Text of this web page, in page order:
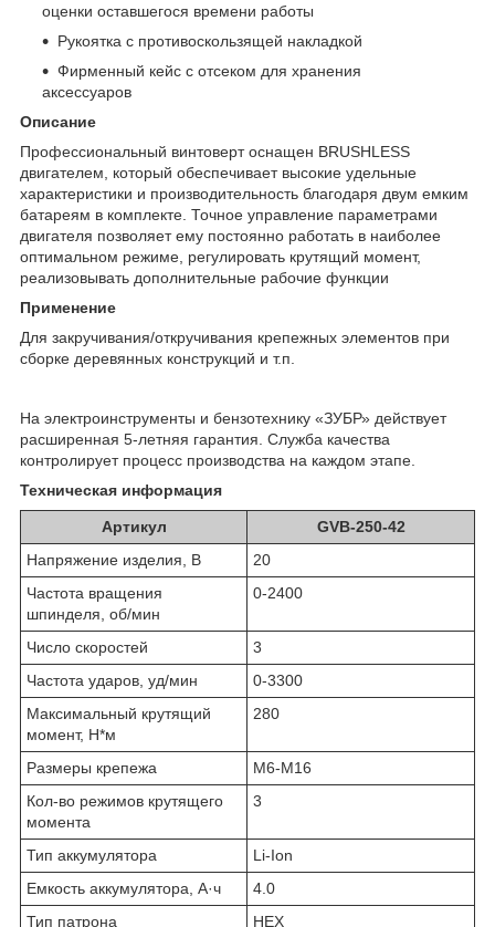
оценки оставшегося времени работы
Рукоятка с противоскользящей накладкой
Фирменный кейс с отсеком для хранения
аксессуаров
Описание
Профессиональный винтоверт оснащен BRUSHLESS
двигателем, который обеспечивает высокие удельные
характеристики и производительность благодаря двум емким
батареям в комплекте. Точное управление параметрами
двигателя позволяет ему постоянно работать в наиболее
оптимальном режиме, регулировать крутящий момент,
реализовывать дополнительные рабочие функции
Применение
Для закручивания/откручивания крепежных элементов при
сборке деревянных конструкций и т.п.
На электроинструменты и бензотехнику «ЗУБР» действует
расширенная 5-летняя гарантия. Служба качества
контролирует процесс производства на каждом этапе.
Техническая информация
Артикул
GVB-250-42
Напряжение изделия, В
20
Частота вращения
шпинделя, об/мин
0-2400
Число скоростей
3
Частота ударов, уд/мин
0-3300
Максимальный крутящий
момент, Н*м
280
Размеры крепежа
М6-М16
Кол-во режимов крутящего
момента
3
Тип аккумулятора
Li-Ion
Емкость аккумулятора, А·ч
4.0
Тип патрона
HEX